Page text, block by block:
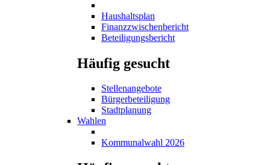
Haushaltsplan
Finanzzwischenbericht
Beteiligungsbericht
Häufig gesucht
Stellenangebote
Bürgerbeteiligung
Stadtplanung
Wahlen
Kommunalwahl 2026